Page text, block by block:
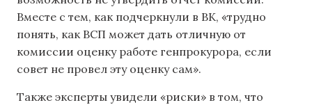
Вместе с тем, как подчеркнули в ВК, «трудно
понять, как ВСП может дать отличную от
комиссии оценку работе генпрокурора, если
совет не провел эту оценку сам».
Также эксперты увидели «риски» в том, что